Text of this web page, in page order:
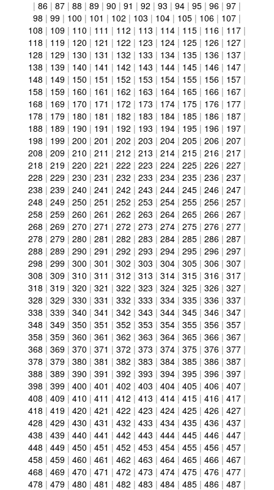
| 86 | 87 | 88 | 89 | 90 | 91 | 92 | 93 | 94 | 95 | 96 | 97 |
98 | 99 | 100 | 101 | 102 | 103 | 104 | 105 | 106 | 107 |
108 | 109 | 110 | 111 | 112 | 113 | 114 | 115 | 116 | 117 |
118 | 119 | 120 | 121 | 122 | 123 | 124 | 125 | 126 | 127 |
128 | 129 | 130 | 131 | 132 | 133 | 134 | 135 | 136 | 137 |
138 | 139 | 140 | 141 | 142 | 143 | 144 | 145 | 146 | 147 |
148 | 149 | 150 | 151 | 152 | 153 | 154 | 155 | 156 | 157 |
158 | 159 | 160 | 161 | 162 | 163 | 164 | 165 | 166 | 167 |
168 | 169 | 170 | 171 | 172 | 173 | 174 | 175 | 176 | 177 |
178 | 179 | 180 | 181 | 182 | 183 | 184 | 185 | 186 | 187 |
188 | 189 | 190 | 191 | 192 | 193 | 194 | 195 | 196 | 197 |
198 | 199 | 200 | 201 | 202 | 203 | 204 | 205 | 206 | 207 |
208 | 209 | 210 | 211 | 212 | 213 | 214 | 215 | 216 | 217 |
218 | 219 | 220 | 221 | 222 | 223 | 224 | 225 | 226 | 227 |
228 | 229 | 230 | 231 | 232 | 233 | 234 | 235 | 236 | 237 |
238 | 239 | 240 | 241 | 242 | 243 | 244 | 245 | 246 | 247 |
248 | 249 | 250 | 251 | 252 | 253 | 254 | 255 | 256 | 257 |
258 | 259 | 260 | 261 | 262 | 263 | 264 | 265 | 266 | 267 |
268 | 269 | 270 | 271 | 272 | 273 | 274 | 275 | 276 | 277 |
278 | 279 | 280 | 281 | 282 | 283 | 284 | 285 | 286 | 287 |
288 | 289 | 290 | 291 | 292 | 293 | 294 | 295 | 296 | 297 |
298 | 299 | 300 | 301 | 302 | 303 | 304 | 305 | 306 | 307 |
308 | 309 | 310 | 311 | 312 | 313 | 314 | 315 | 316 | 317 |
318 | 319 | 320 | 321 | 322 | 323 | 324 | 325 | 326 | 327 |
328 | 329 | 330 | 331 | 332 | 333 | 334 | 335 | 336 | 337 |
338 | 339 | 340 | 341 | 342 | 343 | 344 | 345 | 346 | 347 |
348 | 349 | 350 | 351 | 352 | 353 | 354 | 355 | 356 | 357 |
358 | 359 | 360 | 361 | 362 | 363 | 364 | 365 | 366 | 367 |
368 | 369 | 370 | 371 | 372 | 373 | 374 | 375 | 376 | 377 |
378 | 379 | 380 | 381 | 382 | 383 | 384 | 385 | 386 | 387 |
388 | 389 | 390 | 391 | 392 | 393 | 394 | 395 | 396 | 397 |
398 | 399 | 400 | 401 | 402 | 403 | 404 | 405 | 406 | 407 |
408 | 409 | 410 | 411 | 412 | 413 | 414 | 415 | 416 | 417 |
418 | 419 | 420 | 421 | 422 | 423 | 424 | 425 | 426 | 427 |
428 | 429 | 430 | 431 | 432 | 433 | 434 | 435 | 436 | 437 |
438 | 439 | 440 | 441 | 442 | 443 | 444 | 445 | 446 | 447 |
448 | 449 | 450 | 451 | 452 | 453 | 454 | 455 | 456 | 457 |
458 | 459 | 460 | 461 | 462 | 463 | 464 | 465 | 466 | 467 |
468 | 469 | 470 | 471 | 472 | 473 | 474 | 475 | 476 | 477 |
478 | 479 | 480 | 481 | 482 | 483 | 484 | 485 | 486 | 487 |